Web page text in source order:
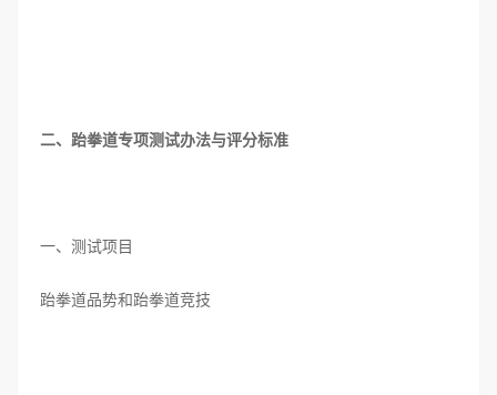
二、跆拳道专项测试办法与评分标准
一、测试项目
跆拳道品势和跆拳道竞技